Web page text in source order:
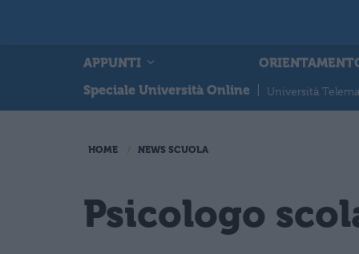
APPUNTI
Speciale Università Online
Università
HOME NEWS SCUOLA
Psicologo